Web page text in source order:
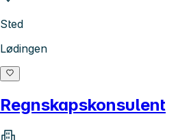
Sted
Lødingen
Regnskapskonsulent